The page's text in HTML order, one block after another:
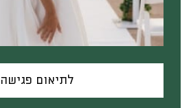
לתיאום פגישה